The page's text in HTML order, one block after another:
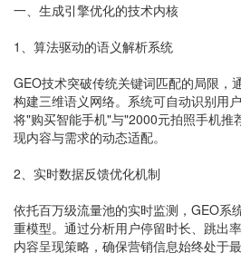
一、生成引擎优化的技术内核
1、算法驱动的语义解析系统
GEO技术突破传统关键词匹配的局限，
构建三维语义网络。系统可自动识别用
将"购买智能手机"与"2000元拍照手机推
现内容与需求的动态适配。
2、实时数据反馈优化机制
依托百万级流量池的实时监测，GEO系
重模型。通过分析用户停留时长、跳出
内容呈现策略，确保营销信息始终处于最